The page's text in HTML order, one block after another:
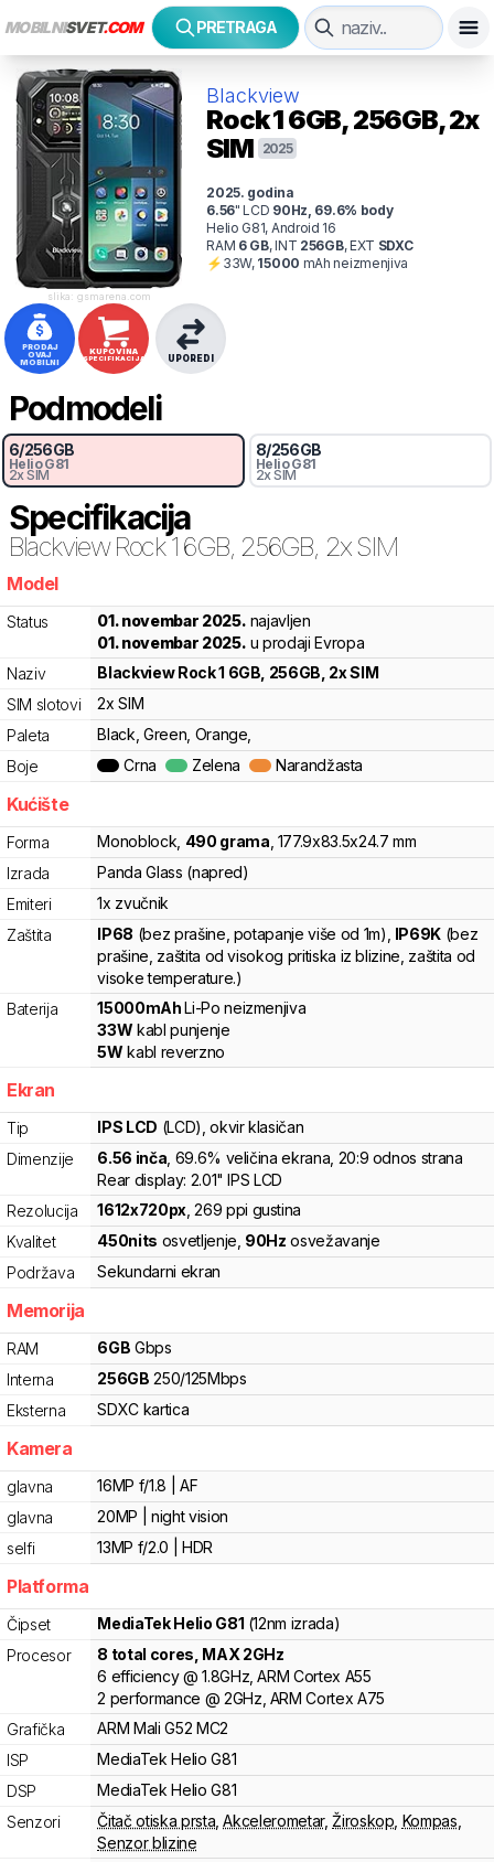
MOBILNISVET.COM PRETRAGA
slika: gsmarena.com
Blackview
Rock 16GB, 256GB, 2x
SIM
2025
2025. godina
6.56" LCD 90Hz 69.6% body
Helio G81, Android 16
RAM 6GB,INT 256GB,EXT SDXC
⚡ 33W, 15000 mAh neizmenjiva
PRODAJ
OVAJ
MOBILNI
KUPOVINA
SPECIFIKACIJA UPOREDI
Podmodeli
6/256GB
Helio G81
2x SIM
8/256GB
Helio G81
2x SIM
Specifikacija
Blackview Rock 1 6GB, 256GB, 2x SIM
Model
Status 01. novembar 2025. najavljen
01. novembar 2025. u prodaji Evropa
Naziv
Blackview Rock 1 6GB, 256GB, 2x SIM
SIM slotovi
2x SIM
Paleta
Black, Green, Orange,
Boje
Crna Zelena Narandžasta
Kućište
Forma Monoblock 490 grama 177.9x83.5x24.7 mm
Izrada
Panda Glass (napred)
Emiteri
1x zvučnik
Zaštita
IP68 (bez prašine, potapanje više od 1m) IP69K (bez
prašine, zaštita od visokog pritiska iz blizine, zaštita od
visoke temperature.)
Baterija
15000mAhLi-Po neizmenjiva
33W kabl punjenje
5W kabl reverzno
Ekran
Tip IPS LCD (LCD) , okvir klasičan
Dimenzije
6.56 inča , 69.6% veličina ekrana , 20:9 odnos strana
Rear display: 2.01" IPS LCD
Rezolucija
1612x720px ,269 ppi gustina
Kvalitet
450nits osvetljenje 90Hz osvežavanje
Podržava
Sekundarni ekran
Memorija
RAM 6GB Gbps
Interna
256GB 250/125Mbps
Eksterna
SDXC kartica
Kamera
glavna
16MP f/1.8 | AF
glavna
20MP | night vision
selfi
13MP f/2.0 | HDR
Platforma
Čipset MediaTekHelio G81 (12nm izrada)
Procesor
8 total cores , MAX 2GHz
6 efficiency @ 1.8GHz,ARM Cortex A55
2 performance @ 2GHz, ARM Cortex A75
Grafička
ARM Mali G52 MC2
ISP
MediaTek Helio G81
DSP
MediaTek Helio G81
Senzori
Čitač otiska prsta ,Akcelerometar,Žiroskop Kompas
Senzor blizine